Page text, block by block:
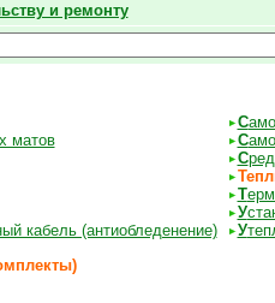
и ремонту
матов
кабель (антиобледенение)
С
С
С
Т
У
У